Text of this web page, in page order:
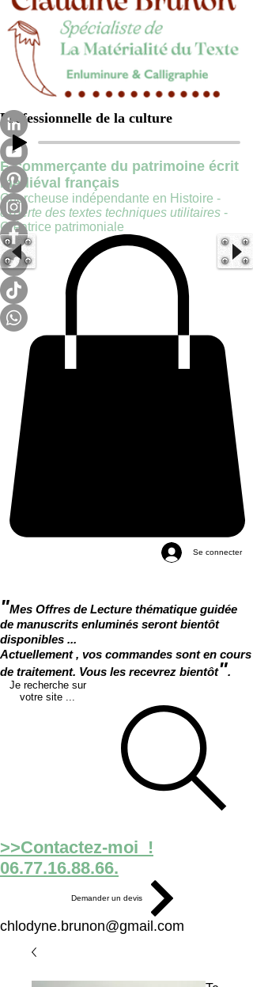
Professionnelle de la culture
E-commerçante du patrimoine écrit
médiéval français
Chercheuse indépendante en Histoire -
experte des textes techniques utilitaires -
Créatrice patrimoniale
Se connecter
"Mes Offres de Lecture thématique guidée
de manuscrits enluminés seront bientôt
disponibles ...
Actuellement , vos commandes sont en cours
de traitement. Vous les recevrez bientôt".
Je recherche sur
votre site ...
>>Contactez-moi !
06.77.16.88.66.
Demander un devis
chlodyne.brunon@gmail.com